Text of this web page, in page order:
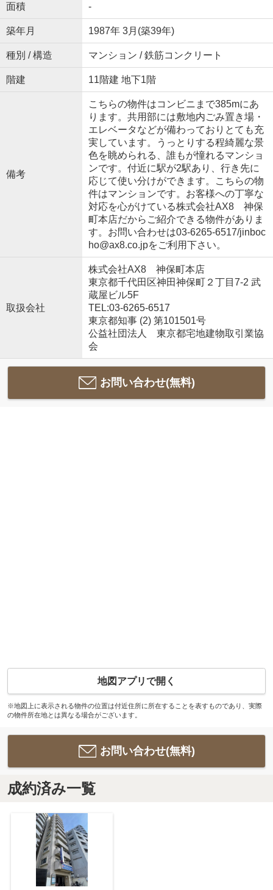
面積 -
築年月 1987年 3月(築39年)
種別 / 構造 マンション / 鉄筋コンクリート
階建 11階建 地下1階
備考
こちらの物件はコンビニまで385mにあ
ります。共用部には敷地内ごみ置き場・
エレベータなどが備わっておりとても充
実しています。うっとりする程綺麗な景
色を眺められる、誰もが憧れるマンショ
ンです。付近に駅が2駅あり、行き先に
応じて使い分けができます。こちらの物
件はマンションです。お客様への丁寧な
対応を心がけている株式会社AX8 神保
町本店だからご紹介できる物件がありま
す。お問い合わせは03-6265-6517/jinboc
ho@ax8.co.jpをご利用下さい。
取扱会社
株式会社AX8 神保町本店
東京都千代田区神田神保町２丁目7-2 武
蔵屋ビル5F
TEL:03-6265-6517
東京都知事 (2) 第101501号
公益社団法人 東京都宅地建物取引業協
会
お問い合わせ(無料)
地図アプリで開く
※地図上に表示される物件の位置は付近住所に所在することを表すものであり、実際
の物件所在地とは異なる場合がございます。
お問い合わせ(無料)
成約済み一覧